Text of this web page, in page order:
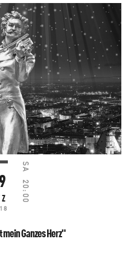
SA
20:00
Ganzes Herz"